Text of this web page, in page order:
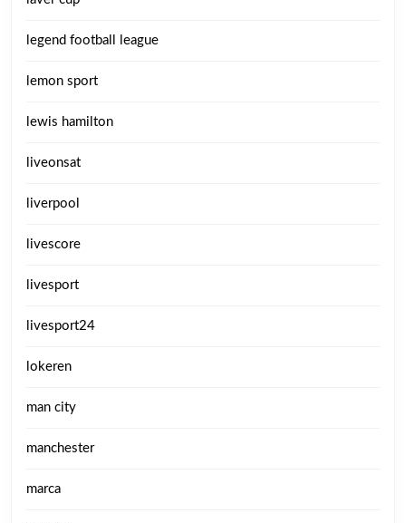
legend football league
lemon sport
lewis hamilton
liveonsat
liverpool
livescore
livesport
livesport24
lokeren
man city
manchester
marca